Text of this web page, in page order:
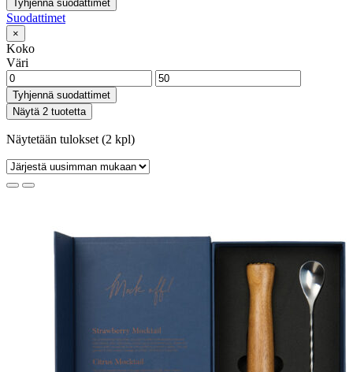
Tyhjennä suodattimet
Suodattimet
×
Koko
Väri
Tyhjennä suodattimet
Näytä 2 tuotetta
Näytetään tulokset (2 kpl)